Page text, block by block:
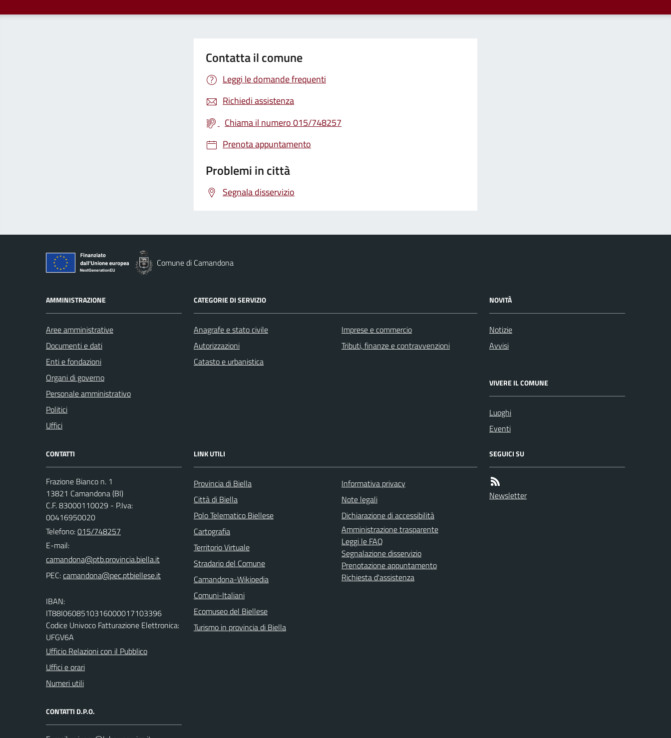
Contatta il comune
Leggi le domande frequenti
Richiedi assistenza
Chiama il numero 015/748257
Prenota appuntamento
Problemi in città
Segnala disservizio
Comune di Camandona
AMMINISTRAZIONE
Aree amministrative
Documenti e dati
Enti e fondazioni
Organi di governo
Personale amministrativo
Politici
Uffici
CATEGORIE DI SERVIZIO
Anagrafe e stato civile
Autorizzazioni
Catasto e urbanistica
Imprese e commercio
Tributi, finanze e contravvenzioni
NOVITÀ
Notizie
Avvisi
VIVERE IL COMUNE
Luoghi
Eventi
CONTATTI
Frazione Bianco n. 1
13821 Camandona (BI)
C.F. 83000110029 - P.Iva:
00416950020
Telefono:015/748257
E-mail:
PEC:
IBAN:
IT88I0608510316000017103396
Codice Univoco Fatturazione Elettronica:
UFGV6A
Ufficio Relazioni con il Pubblico
Uffici e orari
Numeri utili
CONTATTI D.P.O.
LINK UTILI
Provincia di Biella
Città di Biella
Polo Telematico Biellese
Cartografia
Territorio Virtuale
Stradario del Comune
Camandona-Wikipedia
Comuni-Italiani
Ecomuseo del Biellese
Turismo in provincia di Biella
Informativa privacy
Note legali
Dichiarazione di accessibilità
Amministrazione trasparente
Leggi le FAQ
Segnalazione disservizio
Prenotazione appuntamento
Richiesta d'assistenza
SEGUICI SU
Newsletter